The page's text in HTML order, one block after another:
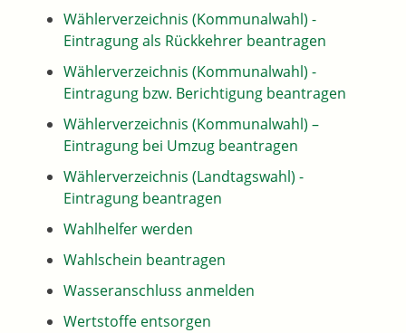
Wählerverzeichnis (Kommunalwahl) -
Eintragung als Rückkehrer beantragen
Wählerverzeichnis (Kommunalwahl) -
Eintragung bzw. Berichtigung beantragen
Wählerverzeichnis (Kommunalwahl) –
Eintragung bei Umzug beantragen
Wählerverzeichnis (Landtagswahl) -
Eintragung beantragen
Wahlhelfer werden
Wahlschein beantragen
Wasseranschluss anmelden
Wertstoffe entsorgen